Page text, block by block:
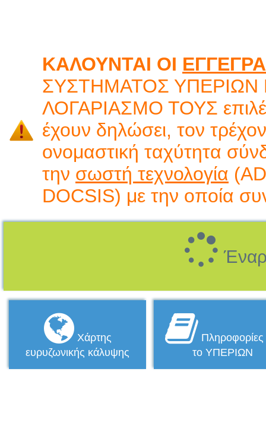
ΚΑΛΟΥΝΤΑΙ ΟΙ
ΣΥΣΤΗΜΑΤΟΣ
ΛΟΓΑΡΙΑΣΜΟ ΤΟΥΣ
έχουν δηλώσει, τον
ονομαστική ταχύτητα
την σωστή τεχνολογία
DOCSIS) με την οποία
Χάρτης
ευρυζωνικής κάλυψης
Πληροφορίες
το ΥΠΕΡΙΩΝ